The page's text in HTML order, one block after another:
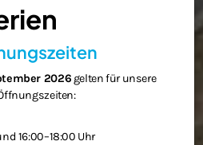
2026 gelten für unsere
16:00–18:00 Uhr